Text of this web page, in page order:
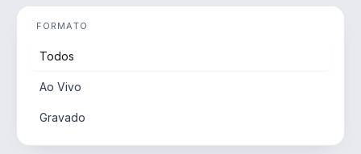
FORMATO
Todos
Ao Vivo
Gravado